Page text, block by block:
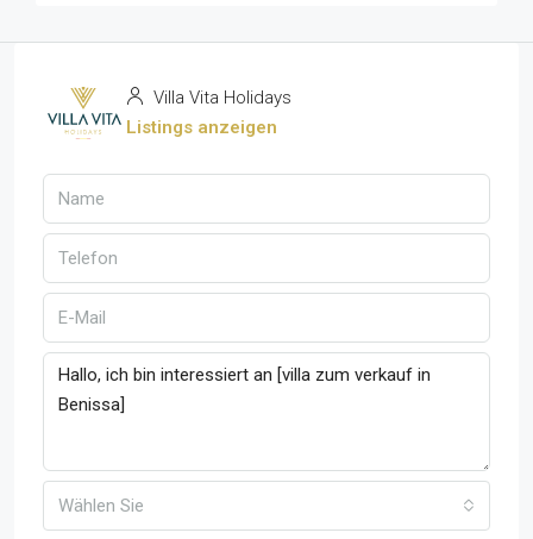
Villa Vita Holidays
Listings anzeigen
Wählen Sie